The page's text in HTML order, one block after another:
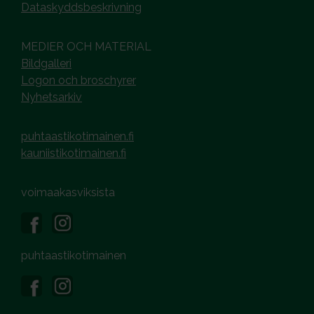
Dataskyddsbeskrivning
MEDIER OCH MATERIAL
Bildgalleri
Logon och broschyrer
Nyhetsarkiv
puhtaastikotimainen.fi
kauniistikotimainen.fi
voimaakasviksista
puhtaastikotimainen